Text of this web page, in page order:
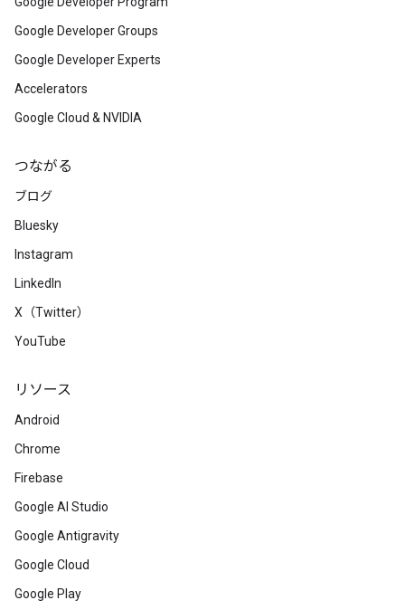
Google Developer Groups
Google Developer Experts
Accelerators
Google Cloud & NVIDIA
つながる
ブログ
Bluesky
Instagram
LinkedIn
X（Twitter）
YouTube
リソース
Android
Chrome
Firebase
Google AI Studio
Google Antigravity
Google Cloud
Google Play